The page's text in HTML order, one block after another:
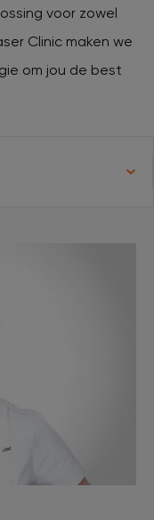
voor zowel
Clinic maken we
om jou de best